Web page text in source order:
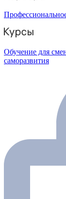
Обучение для
саморазвития